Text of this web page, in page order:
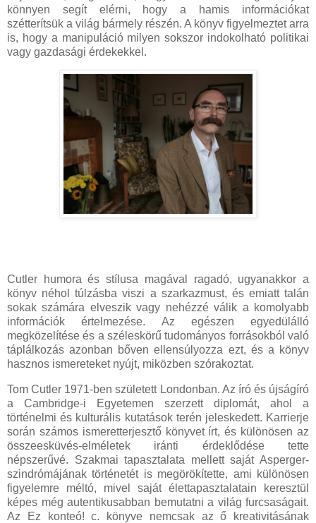
könnyen segít elérni, hogy a hamis információkat
szétterítsük a világ bármely részén. A könyv figyelmeztet arra
is, hogy a manipuláció milyen sokszor indokolható politikai
vagy gazdasági érdekekkel.
Cutler humora és stílusa magával ragadó, ugyanakkor a
könyv néhol túlzásba viszi a szarkazmust, és emiatt talán
sokak számára elveszik vagy nehézzé válik a komolyabb
információk értelmezése. Az egészen egyedülálló
megközelítése és a széleskörű tudományos forrásokból való
táplálkozás azonban bőven ellensúlyozza ezt, és a könyv
hasznos ismereteket nyújt, miközben szórakoztat.
Tom Cutler 1971-ben született Londonban. Az író és újságíró
a Cambridge-i Egyetemen szerzett diplomát, ahol a
történelmi és kulturális kutatások terén jeleskedett. Karrierje
során számos ismeretterjesztő könyvet írt, és különösen az
összeesküvés-elméletek iránti érdeklődése tette
népszerűvé. Szakmai tapasztalata mellett saját Asperger-
szindrómájának történetét is megörökítette, ami különösen
figyelemre méltó, mivel saját élettapasztalatain keresztül
képes még autentikusabban bemutatni a világ furcsaságait.
Az Ez konteó! c. könyve nemcsak az ő kreativitásának